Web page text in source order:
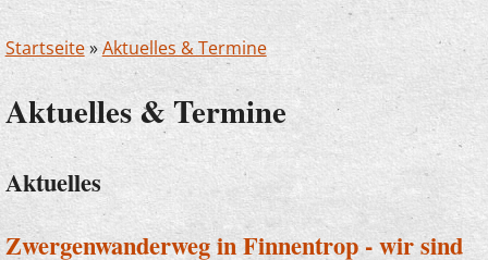
Startseite»Aktuelles & Termine
Aktuelles & Termine
Aktuelles
Zwergenwanderweg in Finnentrop - wir sind